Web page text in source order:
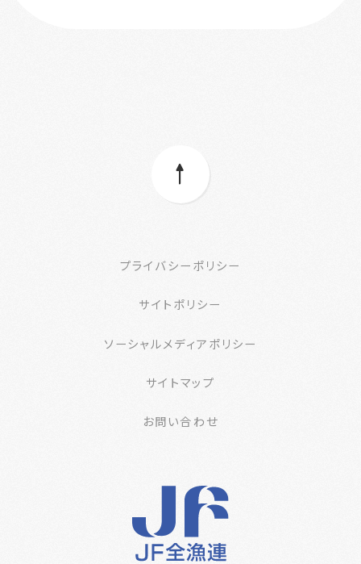
プライバシーポリシー
サイトポリシー
ソーシャルメディアポリシー
サイトマップ
お問い合わせ